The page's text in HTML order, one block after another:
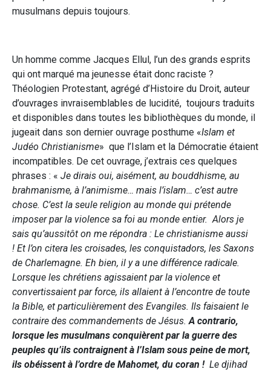
musulmans depuis toujours.
Un homme comme Jacques Ellul, l’un des grands esprits
qui ont marqué ma jeunesse était donc raciste ?
Théologien Protestant, agrégé d’Histoire du Droit, auteur
d’ouvrages invraisemblables de lucidité, toujours traduits
et disponibles dans toutes les bibliothèques du monde, il
jugeait dans son dernier ouvrage posthume «Islam et
Judéo Christianisme» que l’Islam et la Démocratie étaient
incompatibles. De cet ouvrage, j’extrais ces quelques
phrases : « Je dirais oui, aisément, au bouddhisme, au
brahmanisme, à l’animisme… mais l’islam… c’est autre
chose. C’est la seule religion au monde qui prétende
imposer par la violence sa foi au monde entier. Alors je
sais qu’aussitôt on me répondra : Le christianisme aussi
! Et l’on citera les croisades, les conquistadors, les Saxons
de Charlemagne. Eh bien, il y a une différence radicale.
Lorsque les chrétiens agissaient par la violence et
convertissaient par force, ils allaient à l’encontre de toute
la Bible, et particulièrement des Evangiles. Ils faisaient le
contraire des commandements de Jésus. A contrario,
lorsque les musulmans conquièrent par la guerre des
peuples qu’ils contraignent à l’Islam sous peine de mort,
ils obéissent à l’ordre de Mahomet, du coran ! Le djihad